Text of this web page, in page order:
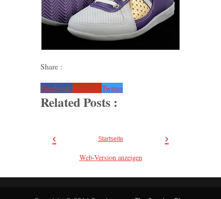
Share :
Facebook Google+ Twitter
Related Posts :
‹ ›
Startseite
Web-Version anzeigen